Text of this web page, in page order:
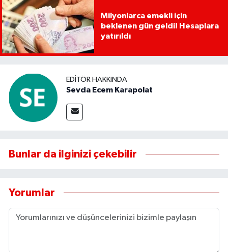
Milyonlarca emekli için
beklenen gün geldi! Hesaplara
yatırıldı
EDITÖR HAKKINDA
Sevda Ecem Karapolat
Bunlar da ilginizi çekebilir
Yorumlar